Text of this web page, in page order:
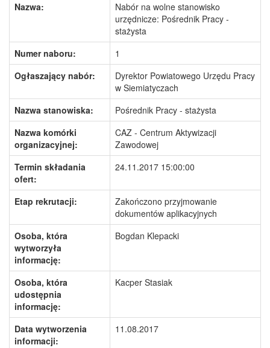
Nazwa:
Nabór na wolne stanowisko
urzędnicze: Pośrednik Pracy -
stażysta
Numer naboru:
1
Ogłaszający nabór:
Dyrektor Powiatowego Urzędu Pracy
w Siemiatyczach
Nazwa stanowiska:
Pośrednik Pracy - stażysta
Nazwa komórki
organizacyjnej:
CAZ - Centrum Aktywizacji
Zawodowej
Termin składania
ofert:
24.11.2017 15:00:00
Etap rekrutacji:
Zakończono przyjmowanie
dokumentów aplikacyjnych
Osoba, która
wytworzyła
informację:
Bogdan Klepacki
Osoba, która
udostępnia
informację:
Kacper Stasiak
Data wytworzenia
informacji:
11.08.2017